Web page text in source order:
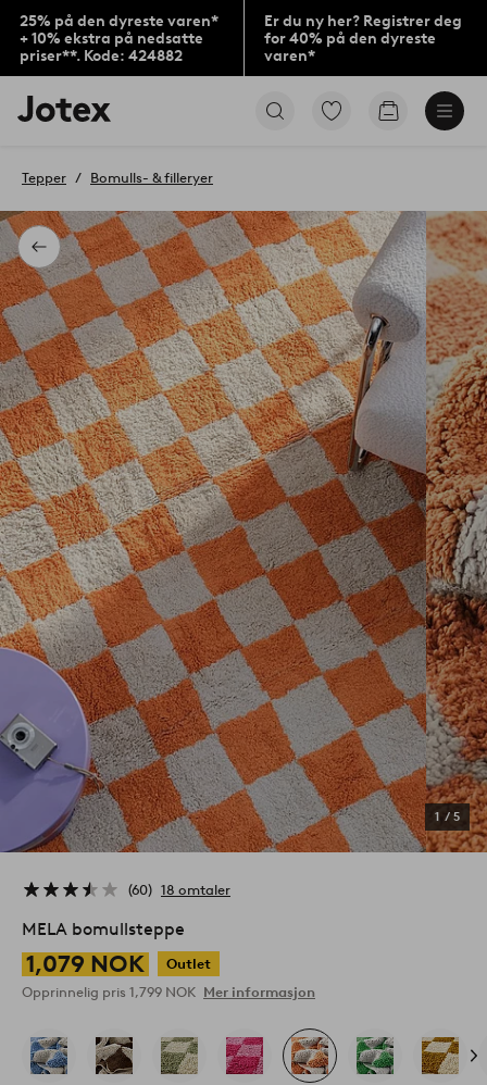
25% på den dyreste varen*
+ 10% ekstra på nedsatte
priser**. Kode: 424882
Er du ny her? Registrer deg
for 40% på den dyreste
varen*
Jotex’
logo
til
Gå
Gå
Tilbake
Tepper Bomulls- & filleryer
1 / 5
60 18 omtaler
MELA bomullsteppe
1,079 NOK
Outlet
Opprinnelig pris 1,799 NOK Mer informasjon